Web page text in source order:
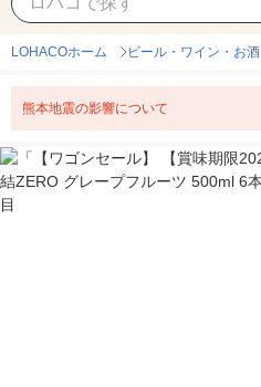
LOHACOホーム ビール・ワイン・お酒
熊本地震の影響について